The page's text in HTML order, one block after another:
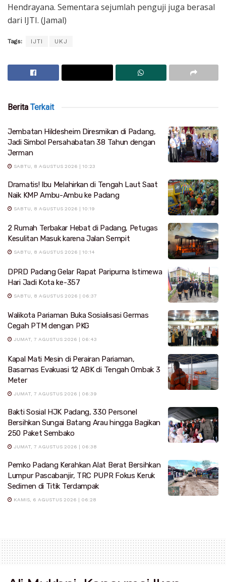
Hendrayana. Sementara sejumlah penguji juga berasal
dari IJTI. (Jamal)
Tags: IJTI UKJ
Berita Terkait
Jembatan Hildesheim Diresmikan di Padang,
Jadi Simbol Persahabatan 38 Tahun dengan
Jerman
SABTU, 8 AGUSTUS 2026 | 10:23
Dramatis! Ibu Melahirkan di Tengah Laut Saat
Naik KMP Ambu-Ambu ke Padang
SABTU, 8 AGUSTUS 2026 | 10:19
2 Rumah Terbakar Hebat di Padang, Petugas
Kesulitan Masuk karena Jalan Sempit
SABTU, 8 AGUSTUS 2026 | 10:14
DPRD Padang Gelar Rapat Paripurna Istimewa
Hari Jadi Kota ke-357
SABTU, 8 AGUSTUS 2026 | 06:37
Walikota Pariaman Buka Sosialisasi Germas
Cegah PTM dengan PKG
JUMAT, 7 AGUSTUS 2026 | 06:43
Kapal Mati Mesin di Perairan Pariaman,
Basarnas Evakuasi 12 ABK di Tengah Ombak 3
Meter
JUMAT, 7 AGUSTUS 2026 | 06:39
Bakti Sosial HJK Padang, 330 Personel
Bersihkan Sungai Batang Arau hingga Bagikan
250 Paket Sembako
JUMAT, 7 AGUSTUS 2026 | 06:38
Pemko Padang Kerahkan Alat Berat Bersihkan
Lumpur Pascabanjir, TRC PUPR Fokus Keruk
Sedimen di Titik Terdampak
KAMIS, 6 AGUSTUS 2026 | 06:28